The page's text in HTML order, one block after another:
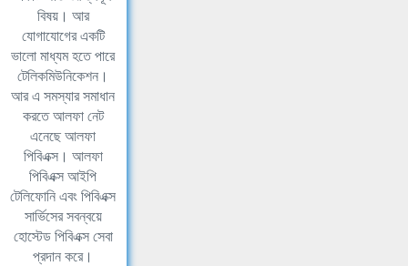
বিষয়। আর
যোগাযোগের একটি
ভালো মাধ্যম হতে পারে
টেলিকমিউনিকেশন।
আর এ সমস্যার সমাধান
করতে আলফা নেট
এনেছে আলফা
পিবিএক্স। আলফা
পিবিএক্স আইপি
টেলিফোনি এবং পিবিএক্স
সার্ভিসের সবন্বয়ে
হোস্টেড পিবিএক্স সেবা
প্রদান করে।